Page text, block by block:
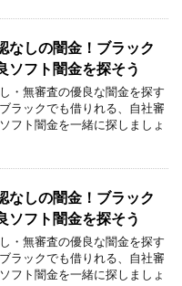
なしの闇金！ブラック
ソフト闇金を探そう
・無審査の優良な闇金を探す
ラックでも借りれる、自社審
フト闇金を一緒に探しましょ
なしの闇金！ブラック
ソフト闇金を探そう
・無審査の優良な闇金を探す
ラックでも借りれる、自社審
フト闇金を一緒に探しましょ